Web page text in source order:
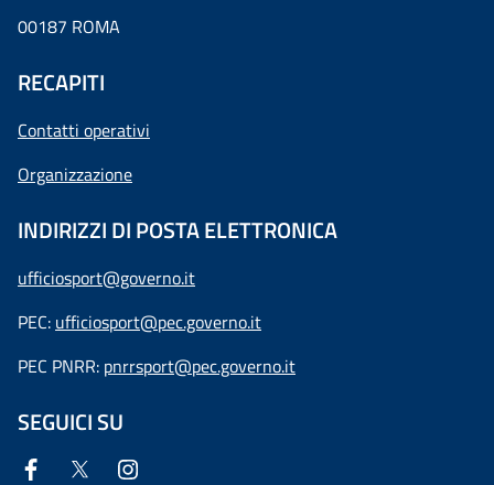
00187 ROMA
RECAPITI
Contatti operativi
Organizzazione
INDIRIZZI DI POSTA ELETTRONICA
ufficiosport@governo.it
PEC: ufficiosport@pec.governo.it
PEC PNRR: pnrrsport@pec.governo.it
SEGUICI SU